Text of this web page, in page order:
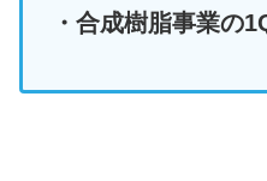
・合成樹脂事業の